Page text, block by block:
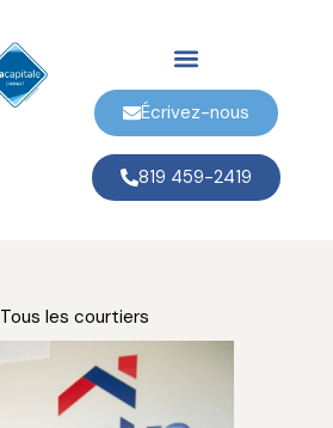
Écrivez-nous
819 459-2419
Tous les courtiers